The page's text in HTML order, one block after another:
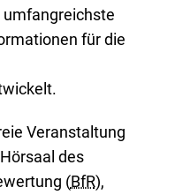
für die
Veranstaltung
des
(BfR),